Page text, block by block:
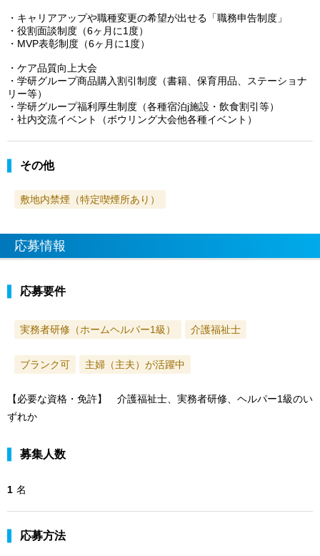
・キャリアアップや職種変更の希望が出せる「職務申告制度」
・役割面談制度（6ヶ月に1度）
・MVP表彰制度（6ヶ月に1度）
・ケア品質向上大会
・学研グループ商品購入割引制度（書籍、保育用品、ステーショナ
リー等）
・学研グループ福利厚生制度（各種宿泊j施設・飲食割引等）
・社内交流イベント（ボウリング大会他各種イベント）
その他
敷地内禁煙（特定喫煙所あり）
応募情報
応募要件
実務者研修（ホームヘルパー1級） 介護福祉士
ブランク可 主婦（主夫）が活躍中
【必要な資格・免許】 介護福祉士、実務者研修、ヘルパー1級のい
ずれか
募集人数
1 名
応募方法